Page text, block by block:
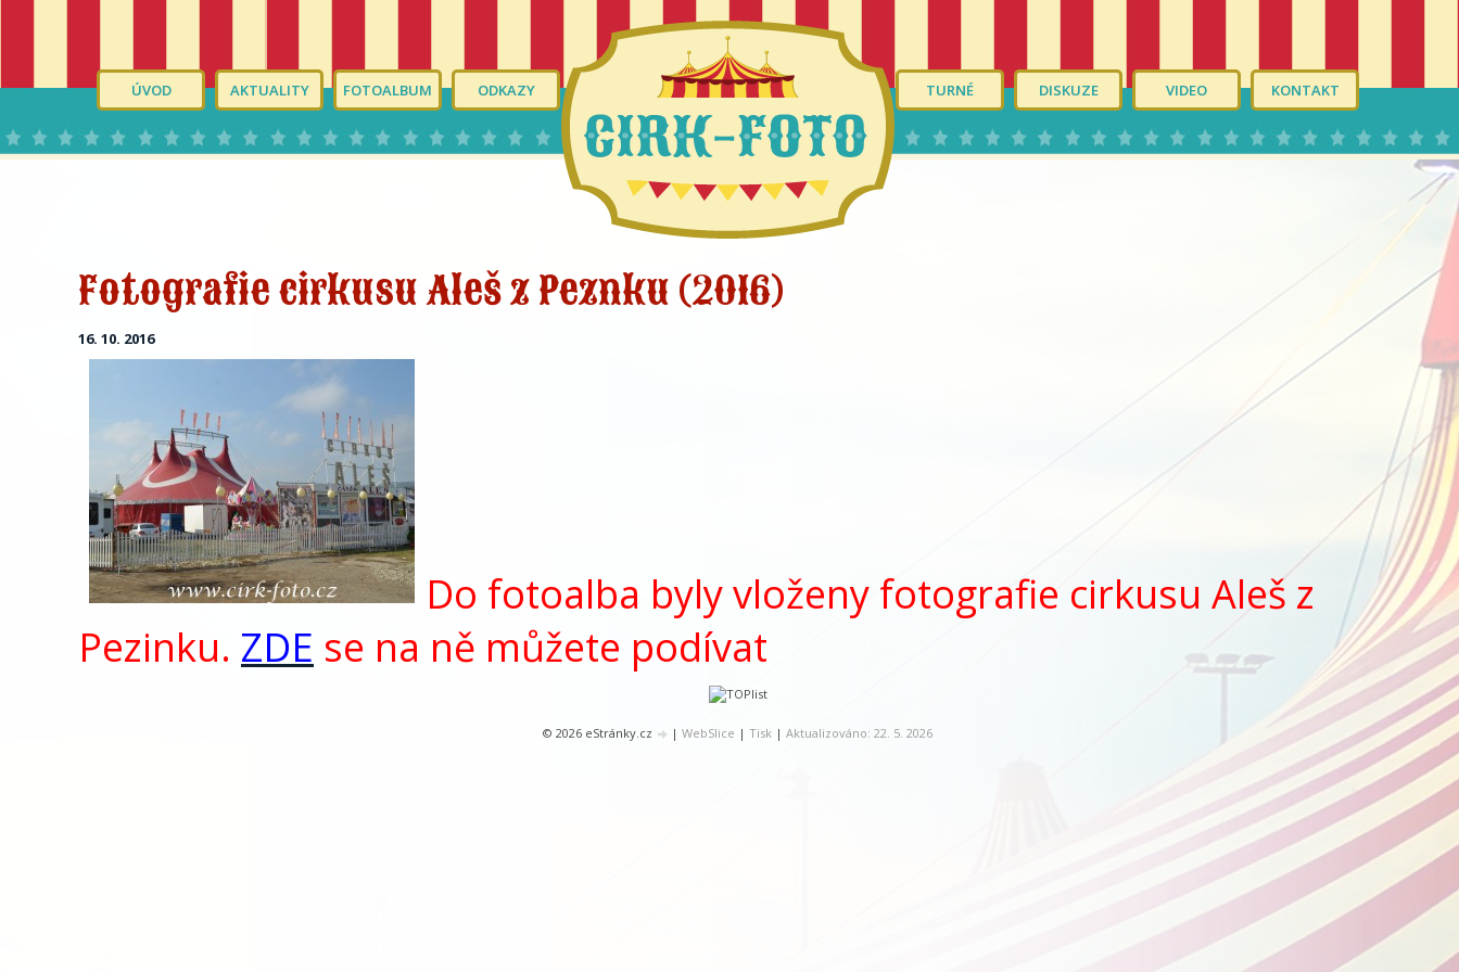
ÚVOD AKTUALITY FOTOALBUM ODKAZY TURNÉ DISKUZE VIDEO KONTAKT
Fotografie cirkusu Aleš z Peznku (2016)
16. 10. 2016
Do fotoalba byly vloženy fotografie cirkusu Aleš z
Pezinku. ZDE se na ně můžete podívat
© 2026 eStránky.cz | WebSlice | Tisk | Aktualizováno: 22. 5. 2026